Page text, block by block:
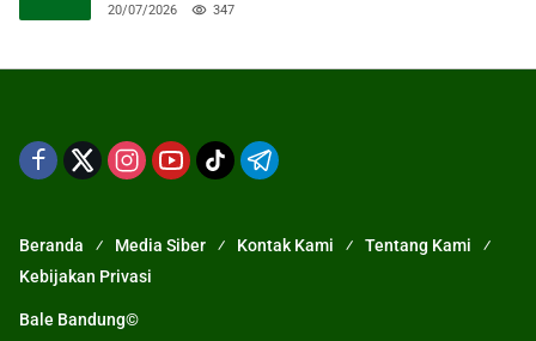
20/07/2026 347
Beranda Media Siber Kontak Kami
Tentang Kami
Kebijakan Privasi
Bale Bandung©